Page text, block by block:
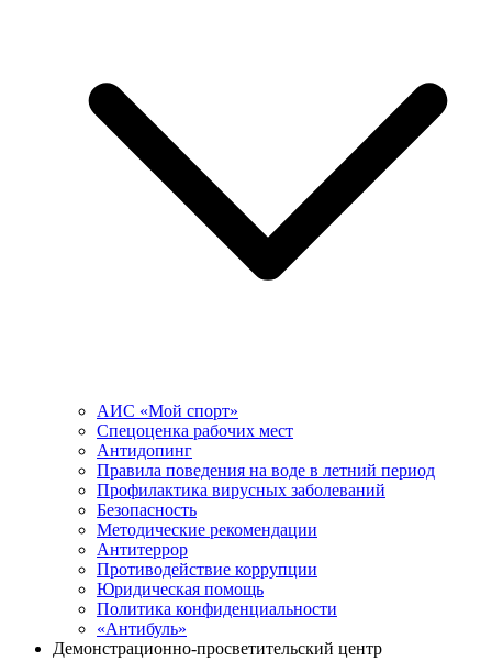
АИС «Мой спорт»
Спецоценка рабочих мест
Антидопинг
Правила поведения на воде в летний период
Профилактика вирусных заболеваний
Безопасность
Методические рекомендации
Антитеррор
Противодействие коррупции
Юридическая помощь
Политика конфиденциальности
«Антибуль»
Демонстрационно-просветительский центр